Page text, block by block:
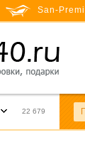
San-
22 679